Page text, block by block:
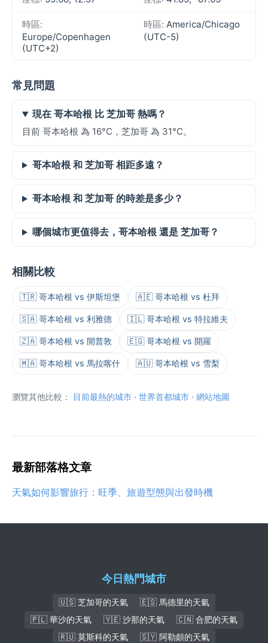
時區:
Europe/Copenhagen
(UTC+2)
時區: America/Chicago
(UTC-5)
常見問題
現在 哥本哈根 比 芝加哥 熱嗎？
目前 哥本哈根 為 16°C，芝加哥 為 31°C。
哥本哈根 和 芝加哥 相距多遠？
哥本哈根 和 芝加哥 的時差是多少？
哪個城市更值得去，哥本哈根 還是 芝加哥？
相關比較
🇹🇷 哥本哈根 vs 伊斯坦堡 🇦🇪 哥本哈根 vs 杜拜
🇸🇦 哥本哈根 vs 利雅德 🇮🇱 哥本哈根 vs 特拉維夫
🇿🇦 哥本哈根 vs 開普敦 🇪🇬 哥本哈根 vs 開羅
🇲🇦 哥本哈根 vs 馬拉喀什 🇦🇺 哥本哈根 vs 雪梨
瀏覽其他比較： 目前最熱的城市 · 世界首都城市 · 網站地圖
最新部落格文章
天氣如何影響旅行：旺季、旅遊型態與出發時機
今日熱門城市
🇺🇸 芝加哥的天氣
🇪🇸 馬德里的天氣
🇵🇱 華沙的天氣
🇾🇪 沙那的天氣
🇨🇳 合肥的天氣
🇷🇺 莫斯科的天氣
🇸🇾 阿勒頗的天氣